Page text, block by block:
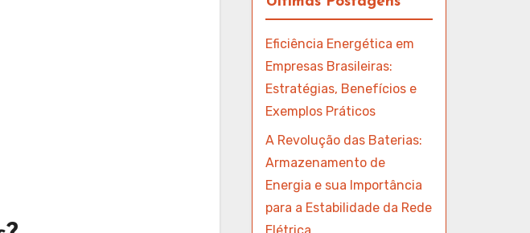
Eficiência Energética em
Empresas Brasileiras:
Estratégias, Benefícios e
Exemplos Práticos
A Revolução das Baterias:
Armazenamento de
Energia e sua Importância
para a Estabilidade da Rede